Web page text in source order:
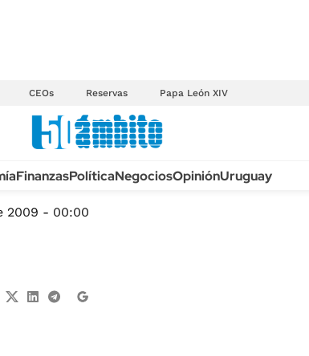
CEOs Reservas Papa León XIV
GENERAL
FinanzasPolíticaNegociosOpiniónUruguay
2009 - 00:00